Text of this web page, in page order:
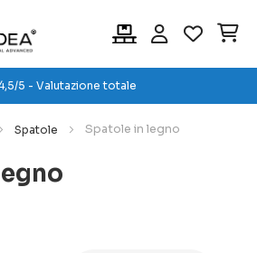
5 - Valutazione totale
Spatole Spatole in legno